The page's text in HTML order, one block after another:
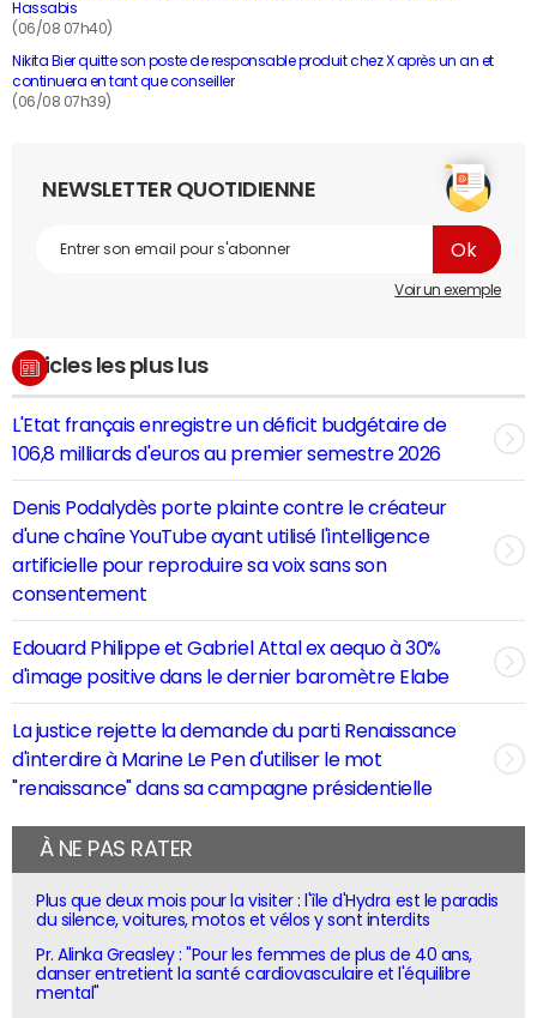
Hassabis
(06/08 07h40)
Nikita Bier quitte son poste de responsable produit chez X après un an et
continuera en tant que conseiller
(06/08 07h39)
NEWSLETTER QUOTIDIENNE
Voir un exemple
Articles les plus lus
L'Etat français enregistre un déficit budgétaire de
106,8 milliards d'euros au premier semestre 2026
Denis Podalydès porte plainte contre le créateur
d'une chaîne YouTube ayant utilisé l'intelligence
artificielle pour reproduire sa voix sans son
consentement
Edouard Philippe et Gabriel Attal ex aequo à 30%
d'image positive dans le dernier baromètre Elabe
La justice rejette la demande du parti Renaissance
d'interdire à Marine Le Pen d'utiliser le mot
"renaissance" dans sa campagne présidentielle
À NE PAS RATER
Plus que deux mois pour la visiter : l'île d'Hydra est le paradis
du silence, voitures, motos et vélos y sont interdits
Pr. Alinka Greasley : "Pour les femmes de plus de 40 ans,
danser entretient la santé cardiovasculaire et l'équilibre
mental"